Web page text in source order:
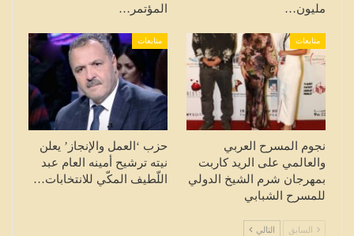
مليون… المؤتمر…
متابعات
نجوم المسرح العربي
والعالمي على الريد كاربت
بمهرجان شرم الشيخ الدولي
للمسرح الشبابي
متابعات
حزب ‘العمل والإنجاز’ يعلن
نيته ترشيح أمينه العام عبد
اللّطيف المكّي للانتخابات…
السابق التالي